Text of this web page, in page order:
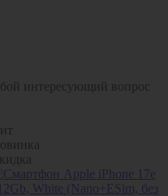
интересующий вопрос